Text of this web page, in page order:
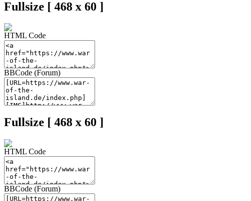
Fullsize [ 468 x 60 ]
HTML Code
BBCode (Forum)
Fullsize [ 468 x 60 ]
HTML Code
BBCode (Forum)